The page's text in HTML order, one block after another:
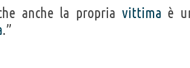
anche la propria vittima è
.”